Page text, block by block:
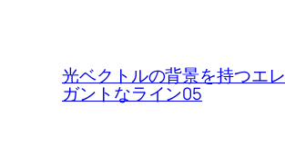
光ベクトルの背景を持つエレ
ガントなライン05